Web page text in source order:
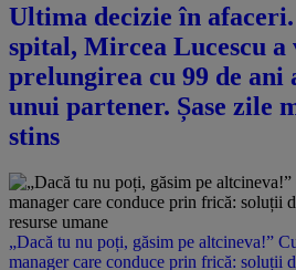
Ultima decizie în
spital, Mircea Lucescu a
prelungirea cu 99 de ani
unui partener. Șase zile
stins
„Dacă tu nu poți, găsim pe altcineva!”
manager care conduce prin frică: soluții